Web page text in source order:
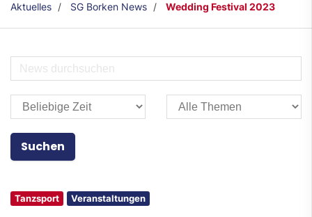
Aktuelles SG Borken News Wedding Festival 2023
Tanzsport Veranstaltungen